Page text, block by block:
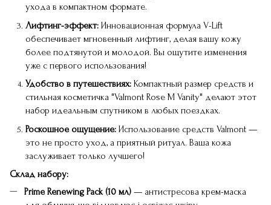
ухода в компактном формате.
Лифтинг-эффект: Инновационная формула V-Lift
обеспечивает мгновенный лифтинг, делая вашу кожу
более подтянутой и молодой. Вы ощутите изменения
уже с первого использования!
Удобство в путешествиях: Компактный размер средств и
стильная косметичка "Valmont Rose M Vanity" делают этот
набор идеальным спутником в любых поездках.
Роскошное ощущение: Использование средств Valmont —
это не просто уход, а приятный ритуал. Ваша кожа
заслуживает только лучшего!
Склад набору:
Prime Renewing Pack(10 мл) — антистресова крем-маска